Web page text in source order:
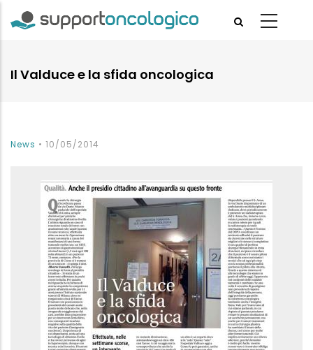
Il Valduce e la sfida oncologica
News • 10/05/2014